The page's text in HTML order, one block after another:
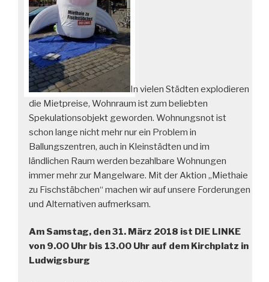
In vielen Städten explodieren
die Mietpreise, Wohnraum ist zum beliebten
Spekulationsobjekt geworden. Wohnungsnot ist
schon lange nicht mehr nur ein Problem in
Ballungszentren, auch in Kleinstädten und im
ländlichen Raum werden bezahlbare Wohnungen
immer mehr zur Mangelware. Mit der Aktion „Miethaie
zu Fischstäbchen“ machen wir auf unsere Forderungen
und Alternativen aufmerksam.
Am Samstag, den 31. März 2018 ist DIE LINKE
von 9.00 Uhr bis 13.00 Uhr auf dem Kirchplatz in
Ludwigsburg